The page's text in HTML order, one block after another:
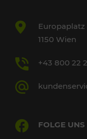
Europaplatz
1150 Wien
+43 800 22
FOLGE